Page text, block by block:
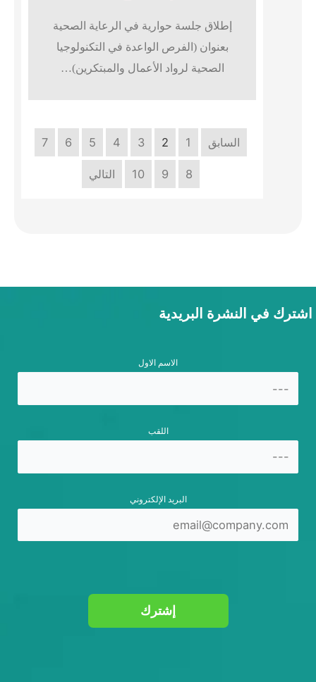
إطلاق جلسة حوارية في الرعاية الصحية
بعنوان (الفرص الواعدة في التكنولوجيا
الصحية لرواد الأعمال والمبتكرين)…
السابق 1
2
3
4
5
6
7
8
9
10 التالي
اشترك في النشرة البريدية
الاسم الاول
اللقب
البريد الإلكتروني
إشترك